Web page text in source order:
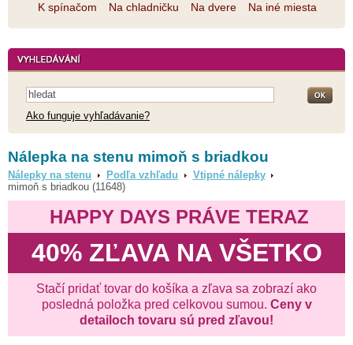
K spínačom
Na chladničku Na dvere Na iné miesta
Ako funguje vyhľadávanie?
Nálepka na stenu mimoň s briadkou
Nálepky na stenu Podľa vzhľadu
Vtipné nálepky
mimoň s briadkou (11648)
HAPPY DAYS PRÁVE TERAZ
40% ZĽAVA NA VŠETKO
Stačí pridať tovar do košíka a zľava sa zobrazí ako
posledná položka pred celkovou sumou. Ceny v
detailoch tovaru sú pred zľavou!